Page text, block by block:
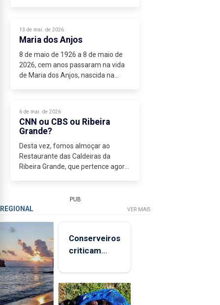
13 de mai. de 2026
Maria dos Anjos
8 de maio de 1926 a 8 de maio de
2026, cem anos passaram na vida
de Maria dos Anjos, nascida na
6 de mai. de 2026
CNN ou CBS ou Ribeira
Grande?
Desta vez, fomos almoçar ao
Restaurante das Caldeiras da
Ribeira Grande, que pertence agora
porque tivéssemos sido padrinhos
dos filhos...
PUB
REGIONAL VER MAIS
Conserveiros
criticam
brancas com
selo Marca
Açores